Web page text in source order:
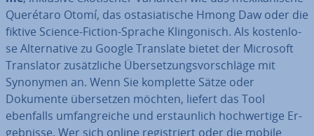
Querétaro Otomí, das ost­asia­ti­sche Hmong Daw oder die
fiktive Science-Fiction-Sprache Klin­go­nisch. Als kos­ten­lo­
se Al­ter­na­ti­ve zu Google Translate bietet der Microsoft
Trans­la­tor zu­sätz­li­che Über­set­zungs­vor­schlä­ge mit
Synonymen an. Wenn Sie komplette Sätze oder
Dokumente über­set­zen möchten, liefert das Tool
ebenfalls um­fang­rei­che und er­staun­lich hoch­wer­ti­ge Er­
geb­nis­se. Wer sich online re­gis­triert oder die mobile